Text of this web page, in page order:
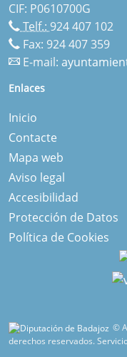
CIF: P0610700G
Telf.:924 407 102
Fax: 924 407 359
E-mail:
Enlaces
Inicio
Contacte
Mapa web
Aviso legal
Accesibilidad
Protección de Datos
Política de Cookies
©
derechos reservados.